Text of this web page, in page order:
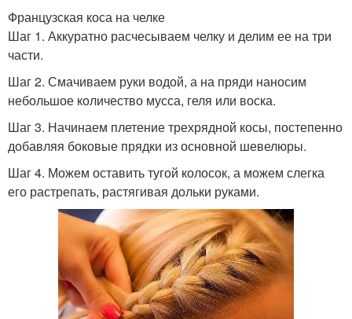
Французская коса на челке
Шаг 1. Аккуратно расчесываем челку и делим ее на три
части.
Шаг 2. Смачиваем руки водой, а на пряди наносим
небольшое количество мусса, геля или воска.
Шаг 3. Начинаем плетение трехрядной косы, постепенно
добавляя боковые прядки из основной шевелюры.
Шаг 4. Можем оставить тугой колосок, а можем слегка
его растрепать, растягивая дольки руками.